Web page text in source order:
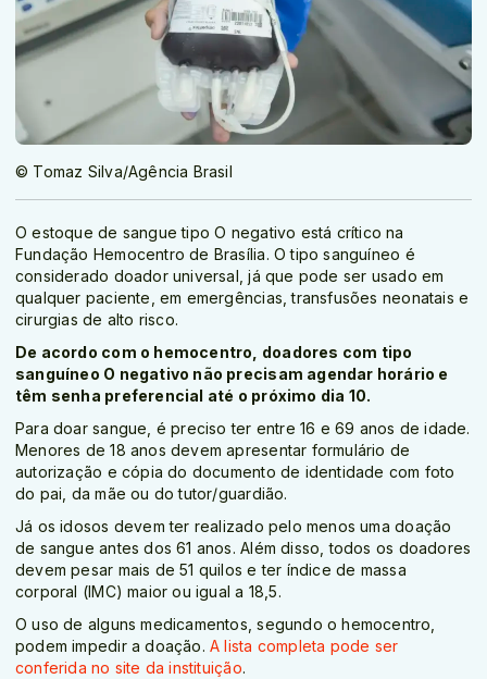
© Tomaz Silva/Agência Brasil
O estoque de sangue tipo O negativo está crítico na
Fundação Hemocentro de Brasília. O tipo sanguíneo é
considerado doador universal, já que pode ser usado em
qualquer paciente, em emergências, transfusões neonatais e
cirurgias de alto risco.
De acordo com o hemocentro, doadores com tipo
sanguíneo O negativo não precisam agendar horário e
têm senha preferencial até o próximo dia 10.
Para doar sangue, é preciso ter entre 16 e 69 anos de idade.
Menores de 18 anos devem apresentar formulário de
autorização e cópia do documento de identidade com foto
do pai, da mãe ou do tutor/guardião.
Já os idosos devem ter realizado pelo menos uma doação
de sangue antes dos 61 anos. Além disso, todos os doadores
devem pesar mais de 51 quilos e ter índice de massa
corporal (IMC) maior ou igual a 18,5.
O uso de alguns medicamentos, segundo o hemocentro,
podem impedir a doação.A lista completa pode ser
conferida no site da instituição.